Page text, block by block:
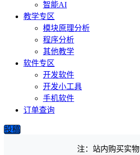
智能AI
教学专区
模块原理分析
程序分析
其他教学
软件专区
开发软件
开发小工具
手机软件
订单查询
投稿
注：站内购买实物